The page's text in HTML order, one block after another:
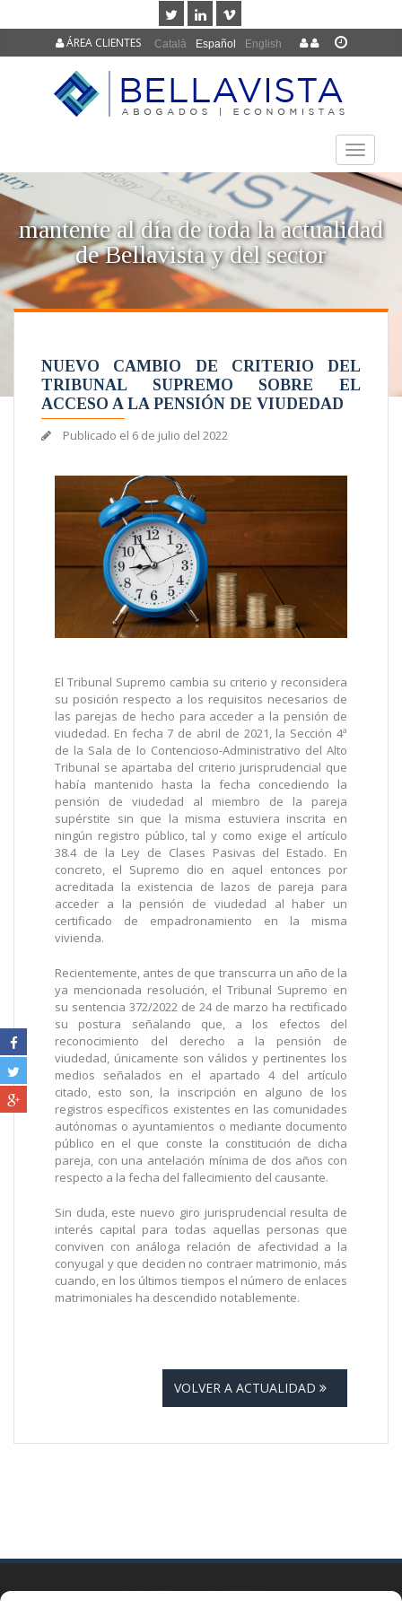
Català Español English
ÁREA CLIENTES
TOGGLE
mantente al día de toda la actualidad
de Bellavista y del sector
NUEVO CAMBIO DE CRITERIO DEL
TRIBUNAL SUPREMO SOBRE EL
ACCESO A LA PENSIÓN DE VIUDEDAD
Publicado el 6 de julio del 2022
El Tribunal Supremo cambia su criterio y reconsidera
su posición respecto a los requisitos necesarios de
las parejas de hecho para acceder a la pensión de
viudedad. En fecha 7 de abril de 2021, la Sección 4ª
de la Sala de lo Contencioso-Administrativo del Alto
Tribunal se apartaba del criterio jurisprudencial que
había mantenido hasta la fecha concediendo la
pensión de viudedad al miembro de la pareja
supérstite sin que la misma estuviera inscrita en
ningún registro público, tal y como exige el artículo
38.4 de la Ley de Clases Pasivas del Estado. En
concreto, el Supremo dio en aquel entonces por
acreditada la existencia de lazos de pareja para
acceder a la pensión de viudedad al haber un
certificado de empadronamiento en la misma
vivienda.
Recientemente, antes de que transcurra un año de la
ya mencionada resolución, el Tribunal Supremo en
su sentencia 372/2022 de 24 de marzo ha rectificado
su postura señalando que, a los efectos del
reconocimiento del derecho a la pensión de
viudedad, únicamente son válidos y pertinentes los
medios señalados en el apartado 4 del artículo
citado, esto son, la inscripción en alguno de los
registros específicos existentes en las comunidades
autónomas o ayuntamientos o mediante documento
público en el que conste la constitución de dicha
pareja, con una antelación mínima de dos años con
respecto a la fecha del fallecimiento del causante.
Sin duda, este nuevo giro jurisprudencial resulta de
interés capital para todas aquellas personas que
conviven con análoga relación de afectividad a la
conyugal y que deciden no contraer matrimonio, más
cuando, en los últimos tiempos el número de enlaces
matrimoniales ha descendido notablemente.
VOLVER A ACTUALIDAD